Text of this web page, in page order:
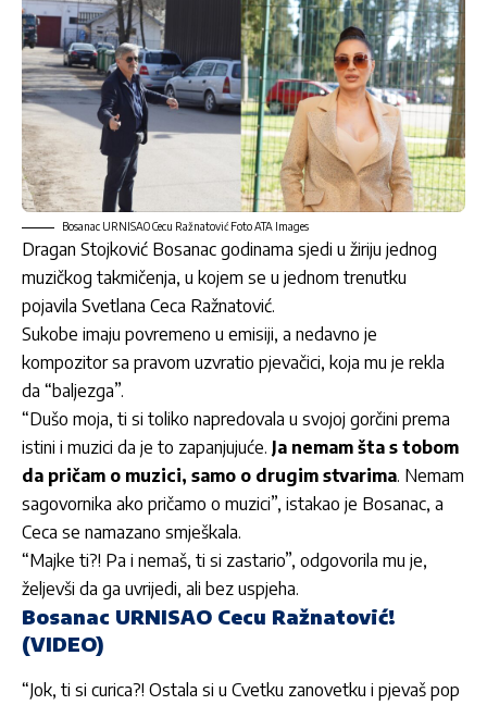
Bosanac URNISAO Cecu Ražnatović Foto ATA Images
Dragan Stojković Bosanac godinama sjedi u žiriju jednog
muzičkog takmičenja, u kojem se u jednom trenutku
pojavila Svetlana Ceca Ražnatović.
Sukobe imaju povremeno u emisiji, a nedavno je
kompozitor sa pravom uzvratio pjevačici, koja mu je rekla
da “baljezga”.
“Dušo moja, ti si toliko napredovala u svojoj gorčini prema
istini i muzici da je to zapanjujuće. Ja nemam šta s tobom
da pričam o muzici, samo o drugim stvarima. Nemam
sagovornika ako pričamo o muzici”, istakao je Bosanac, a
Ceca se namazano smješkala.
“Majke ti?! Pa i nemaš, ti si zastario”, odgovorila mu je,
željevši da ga uvrijedi, ali bez uspjeha.
Bosanac URNISAO Cecu Ražnatović!
(VIDEO)
“Jok, ti si curica?! Ostala si u Cvetku zanovetku i pjevaš pop